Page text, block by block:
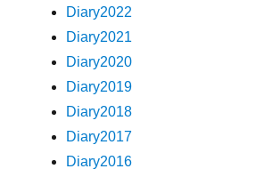
Diary2022
Diary2021
Diary2020
Diary2019
Diary2018
Diary2017
Diary2016